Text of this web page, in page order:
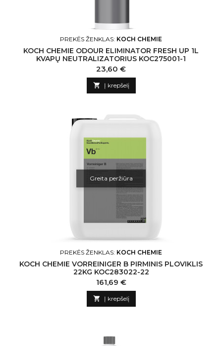
PREKĖS ŽENKLAS: KOCH CHEMIE
KOCH CHEMIE ODOUR ELIMINATOR FRESH UP 1L
KVAPŲ NEUTRALIZATORIUS KOC275001-1
Kaina
23,60 €
 Į krepšelį
Greita peržiūra
PREKĖS ŽENKLAS: KOCH CHEMIE
KOCH CHEMIE VORREINIGER B PIRMINIS PLOVIKLIS
22KG KOC283022-22
Kaina
161,69 €
 Į krepšelį